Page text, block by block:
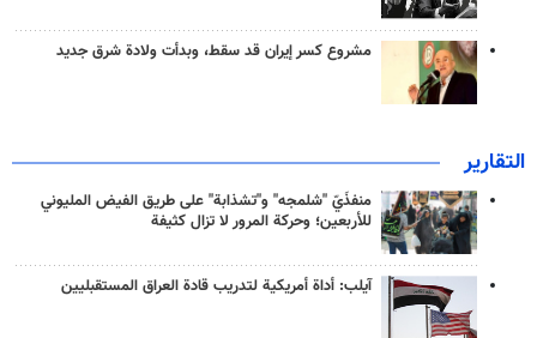
مشروع كسر إيران قد سقط، وبدأت ولادة شرق جديد
التقارير
منفذَيّ "شلمجه" و"تشذابة" على طريق الفيض المليوني
للأربعين؛ وحركة المرور لا تزال كثيفة
آيلب: أداة أمريكية لتدريب قادة العراق المستقبليين